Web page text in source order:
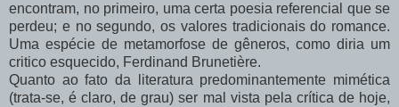
encontram, no primeiro, uma certa poesia referencial que se
perdeu; e no segundo, os valores tradicionais do romance.
Uma espécie de metamorfose de gêneros, como diria um
critico esquecido, Ferdinand Brunetière.
Quanto ao fato da literatura predominantemente mimética
(trata-se, é claro, de grau) ser mal vista pela crítica de hoje,